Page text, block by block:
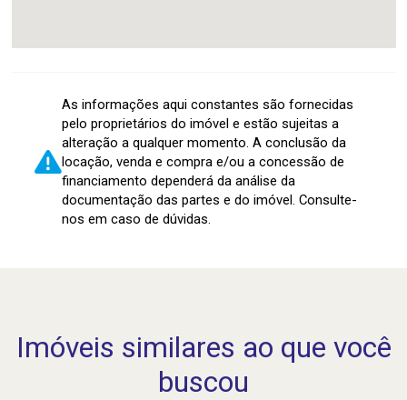
As informações aqui constantes são fornecidas
pelo proprietários do imóvel e estão sujeitas a
alteração a qualquer momento. A conclusão da
locação, venda e compra e/ou a concessão de
financiamento dependerá da análise da
documentação das partes e do imóvel. Consulte-
nos em caso de dúvidas.
Imóveis similares ao que você
buscou